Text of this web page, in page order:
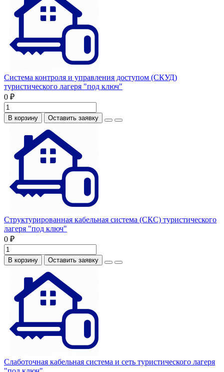
Система контроля и управления доступом (СКУД)
туристического лагеря "под ключ"
0 ₽
В корзину Оставить заявку
Структурированная кабельная система (СКС) туристического
лагеря "под ключ"
0 ₽
В корзину Оставить заявку
Слаботочная кабельная система и сеть туристического лагеря